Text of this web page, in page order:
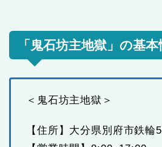
「鬼石坊主地獄」の基本
＜鬼石坊主地獄＞
【住所】大分県別府市鉄輪